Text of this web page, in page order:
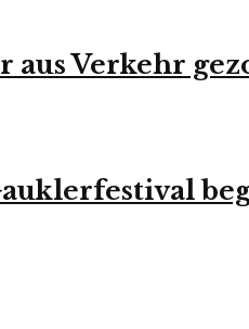
aus Verkehr